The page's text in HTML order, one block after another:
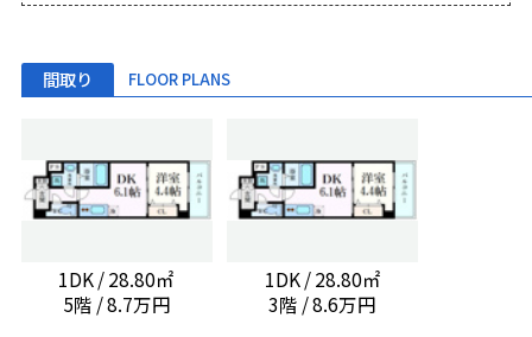
間取り FLOOR PLANS
1DK / 28.80㎡
5階 / 8.7万円
1DK / 28.80㎡
3階 / 8.6万円